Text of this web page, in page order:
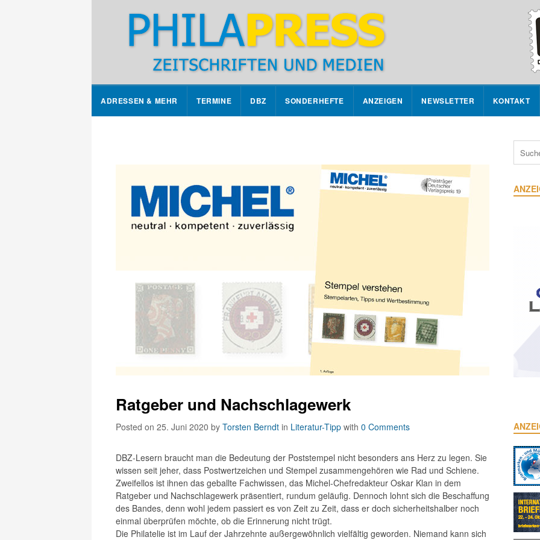
ADRESSEN & MEHR TERMINE DBZ SONDERHEFTE ANZEIGEN NEWSLETTER KONTAKT
Ratgeber und Nachschlagewerk
Posted on 25. Juni 2020 by Torsten Berndt in Literatur-Tipp with 0 Comments
DBZ-Lesern braucht man die Bedeutung der Poststempel nicht besonders ans Herz zu legen. Sie
wissen seit jeher, dass Postwertzeichen und Stempel zusammengehören wie Rad und Schiene.
Zweifellos ist ihnen das geballte Fachwissen, das Michel-Chefredakteur Oskar Klan in dem
Ratgeber und Nachschlagewerk präsentiert, rundum geläufig. Dennoch lohnt sich die Beschaffung
des Bandes, denn wohl jedem passiert es von Zeit zu Zeit, dass er doch sicherheitshalber noch
einmal überprüfen möchte, ob die Erinnerung nicht trügt.
Die Philatelie ist im Lauf der Jahrzehnte außergewöhnlich vielfältig geworden. Niemand kann sich